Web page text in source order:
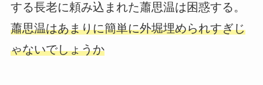
する長老に頼み込まれた蕭思温は困惑する。
蕭思温はあまりに簡単に外堀埋められすぎじ
ゃないでしょうか